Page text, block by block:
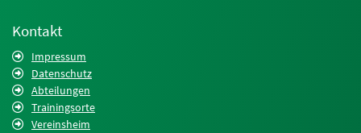
Kontakt
Impressum
Datenschutz
Abteilungen
Trainingsorte
Vereinsheim